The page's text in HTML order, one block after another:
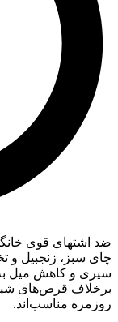
ضد اشتهای قوی
چای سبز، زنجبیل و
سیری و کاهش میل به
برخلاف قرص‌های
روزمره مناسب‌اند.